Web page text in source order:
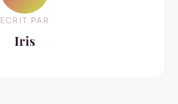
ECRIT PAR
Iris